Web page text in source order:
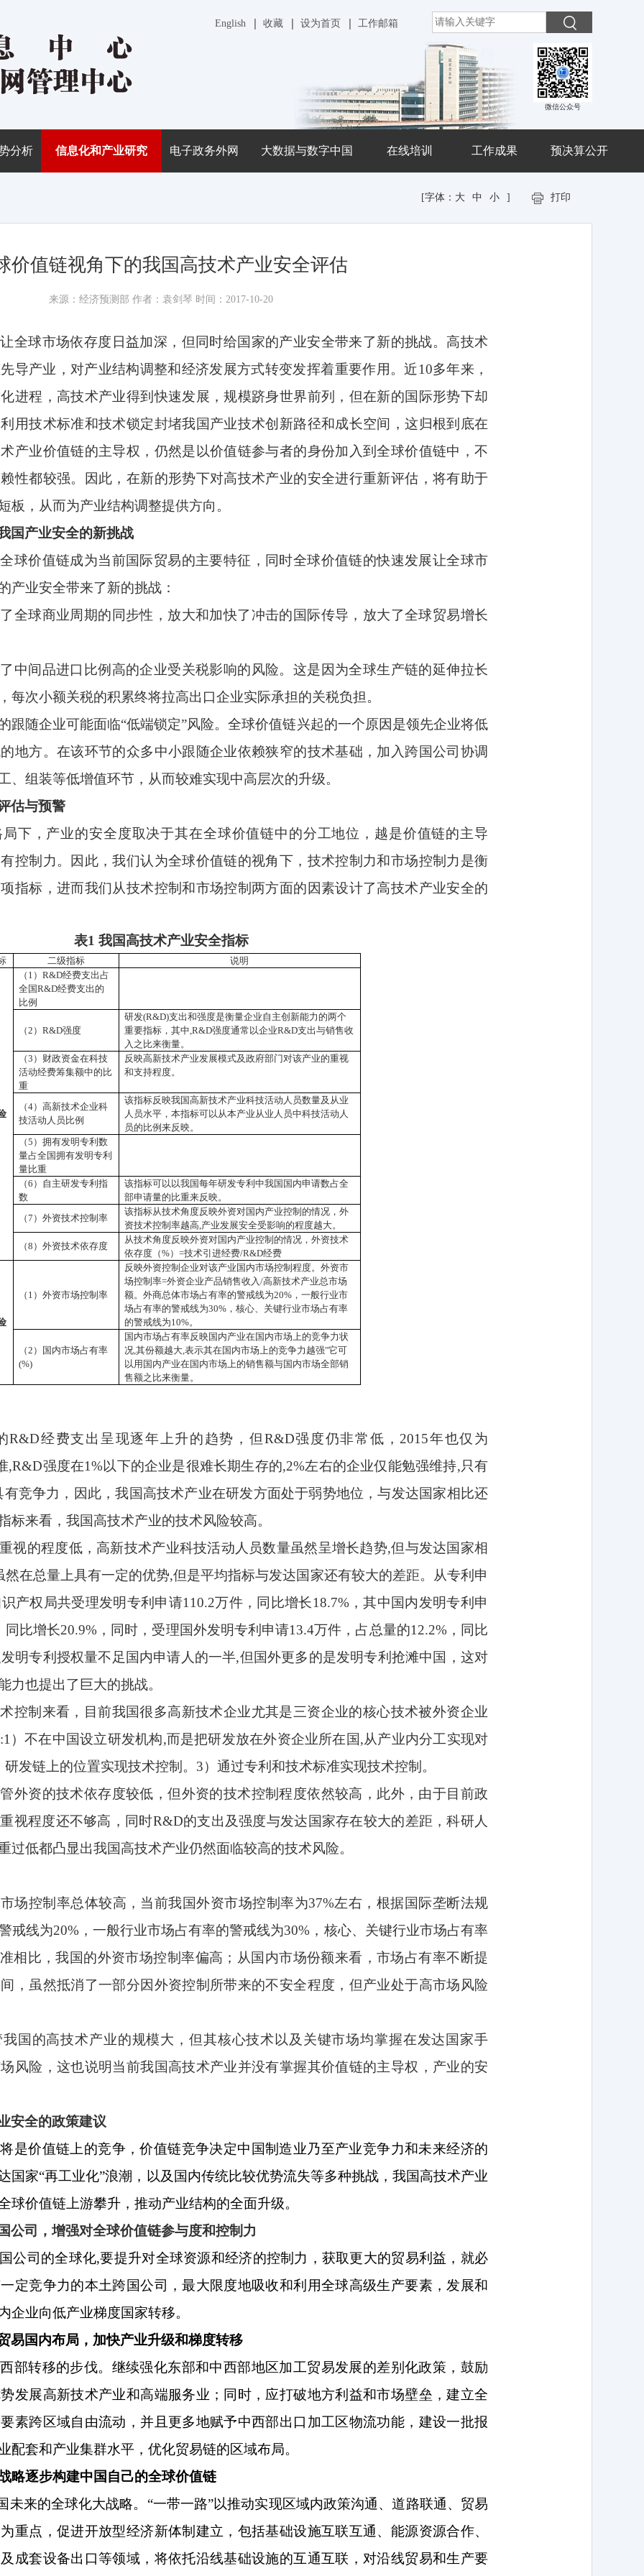
English 收藏 设为首页 工作邮箱
微信公众号
分析 信息化和产业研究 电子政务外网 大数据与数字中国 在线培训 工作成果 预决算公开
[字体： 大 中 小 ] 打印
价值链视角下的我国高技术产业安全评估
来源：经济预测部 作者：袁剑琴 时间：2017-10-20
全球市场依存度日益加深，但同时给国家的产业安全带来了新的挑战。高技术
导产业，对产业结构调整和经济发展方式转变发挥着重要作用。近10多年来，
进程，高技术产业得到快速发展，规模跻身世界前列，但在新的国际形势下却
用技术标准和技术锁定封堵我国产业技术创新路径和成长空间，这归根到底在
产业价值链的主导权，仍然是以价值链参与者的身份加入到全球价值链中，不
性都较强。因此，在新的形势下对高技术产业的安全进行重新评估，将有助于
板，从而为产业结构调整提供方向。
国产业安全的新挑战
球价值链成为当前国际贸易的主要特征，同时全球价值链的快速发展让全球市
产业安全带来了新的挑战：
全球商业周期的同步性，放大和加快了冲击的国际传导，放大了全球贸易增长
中间品进口比例高的企业受关税影响的风险。这是因为全球生产链的延伸拉长
每次小额关税的积累终将拉高出口企业实际承担的关税负担。
跟随企业可能面临“低端锁定”风险。全球价值链兴起的一个原因是领先企业将低
地方。在该环节的众多中小跟随企业依赖狭窄的技术基础，加入跨国公司协调
、组装等低增值环节，从而较难实现中高层次的升级。
估与预警
下，产业的安全度取决于其在全球价值链中的分工地位，越是价值链的主导
控制力。因此，我们认为全球价值链的视角下，技术控制力和市场控制力是衡
指标，进而我们从技术控制和市场控制两方面的因素设计了高技术产业安全的
表1 我国高技术产业安全指标
二级指标 说明
（ 1 ）R&D经费支出占
全国R&D经费支出的
比例
（2 ）R&D强度
研发(R&D)支出和强度是衡量企业自主创新能力的两个
重要指标，其中,R&D强度通常以企业R&D支出与销售收
入之比来衡量。
（3 ）财政资金在科技
活动经费筹集额中的比
重
反映高新技术产业发展模式及政府部门对该产业的重视
和支持程度。
（4）高新技术企业科
技活动人员比例
该指标反映我国高新技术产业科技活动人员数量及从业
人员水平，本指标可以从本产业从业人员中科技活动人
员的比例来反映。
（5 ）拥有发明专利数
量占全国拥有发明专利
量比重
（6 ）自主研发专利指
数
该指标可以以我国每年研发专利中我国国内申请数占全
部申请量的比重来反映。
（7 ）外资技术控制率
该指标从技术角度反映外资对国内产业控制的情况，外
资技术控制率越高,产业发展安全受影响的程度越大。
（8 ）外资技术依存度
从技术角度反映外资对国内产业控制的情况，外资技术
依存度（%） =技术引进经费/R&D经费
（ 1 ）外资市场控制率
反映外资控制企业对该产业国内市场控制程度。外资市
场控制率=外资企业产品销售收入/高新技术产业总市场
额。外商总体市场占有率的警戒线为20%，一般行业市
场占有率的警戒线为30%，核心、关键行业市场占有率
的警戒线为10%。
（2 ）国内市场占有率
(%)
国内市场占有率反映国内产业在国内市场上的竞争力状
况,其份额越大,表示其在国内市场上的竞争力越强"它可
以用国内产业在国内市场上的销售额与国内市场全部销
售额之比来衡量。
R&D经费支出呈现逐年上升的趋势，但R&D强度仍非常低， 2015年也仅为
,R&D强度在1%以下的企业是很难长期生存的,2%左右的企业仅能勉强维持,只有
竞争力，因此，我国高技术产业在研发方面处于弱势地位，与发达国家相比还
标来看，我国高技术产业的技术风险较高。
视的程度低，高新技术产业科技活动人员数量虽然呈增长趋势,但与发达国家相
然在总量上具有一定的优势,但是平均指标与发达国家还有较大的差距。从专利申
产权局共受理发明专利申请110.2万件，同比增长18.7%，其中国内发明专利申
同比增长20.9% ，同时，受理国外发明专利申请13.4万件，占总量的12.2%，同比
明专利授权量不足国内申请人的一半,但国外更多的是发明专利抢滩中国，这对
力也提出了巨大的挑战。
控制来看，目前我国很多高新技术企业尤其是三资企业的核心技术被外资企业
:1 ）不在中国设立研发机构,而是把研发放在外资企业所在国,从产业内分工实现对
发链上的位置实现技术控制。 3）通过专利和技术标准实现技术控制。
外资的技术依存度较低，但外资的技术控制程度依然较高，此外，由于目前政
视程度还不够高，同时R&D的支出及强度与发达国家存在较大的差距，科研人
过低都凸显出我国高技术产业仍然面临较高的技术风险。
场控制率总体较高，当前我国外资市场控制率为37%左右，根据国际垄断法规
戒线为20%，一般行业市场占有率的警戒线为30% ，核心、关键行业市场占有率
相比，我国的外资市场控制率偏高；从国内市场份额来看，市场占有率不断提
，虽然抵消了一部分因外资控制所带来的不安全程度，但产业处于高市场风险
国的高技术产业的规模大，但其核心技术以及关键市场均掌握在发达国家手
风险，这也说明当前我国高技术产业并没有掌握其价值链的主导权，产业的安
安全的政策建议
是价值链上的竞争，价值链竞争决定中国制造业乃至产业竞争力和未来经济的
国家“再工业化”浪潮，以及国内传统比较优势流失等多种挑战，我国高技术产业
球价值链上游攀升，推动产业结构的全面升级。
公司，增强对全球价值链参与度和控制力
公司的全球化,要提升对全球资源和经济的控制力，获取更大的贸易利益，就必
定竞争力的本土跨国公司，最大限度地吸收和利用全球高级生产要素，发展和
企业向低产业梯度国家转移。
易国内布局，加快产业升级和梯度转移
部转移的步伐。继续强化东部和中西部地区加工贸易发展的差别化政策，鼓励
发展高新技术产业和高端服务业；同时，应打破地方利益和市场壁垒，建立全
素跨区域自由流动，并且更多地赋予中西部出口加工区物流功能，建设一批报
配套和产业集群水平，优化贸易链的区域布局。
略逐步构建中国自己的全球价值链
未来的全球化大战略。“一带一路”以推动实现区域内政策沟通、道路联通、贸易
重点，促进开放型经济新体制建立，包括基础设施互联互通、能源资源合作、
成套设备出口等领域，将依托沿线基础设施的互通互联，对沿线贸易和生产要